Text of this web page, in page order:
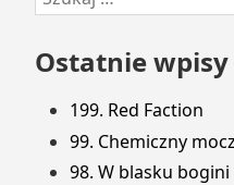
do
stopki
Ostatnie wpisy
199. Red Faction
99. Chemiczny
98. W blasku